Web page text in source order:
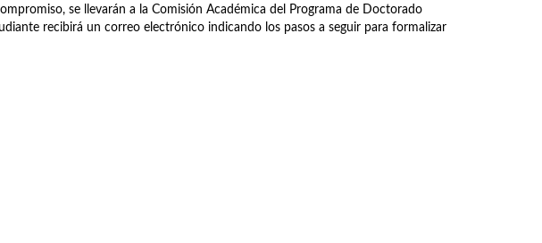
se llevarán a la Comisión Académica del Programa de Doctorado
recibirá un correo electrónico indicando los pasos a seguir para formalizar